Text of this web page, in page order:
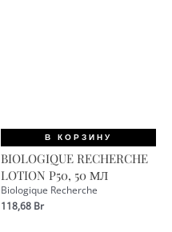
В КОРЗИНУ
BIOLOGIQUE RECHERCHE
LOTION P50, 50 МЛ
Biologique Recherche
118,68 Br